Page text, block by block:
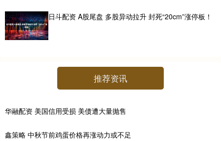
日斗配资 A股尾盘 多股异动拉升 封死“20cm”涨停板！
推荐资讯
华融配资 美国信用受损 美债遭大量抛售
鑫策略 中秋节前鸡蛋价格再涨动力或不足